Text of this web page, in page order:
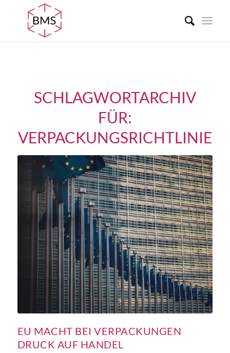
SCHLAGWORTARCHIV
FÜR:
VERPACKUNGSRICHTLINIE
EU MACHT BEI VERPACKUNGEN
DRUCK AUF HANDEL